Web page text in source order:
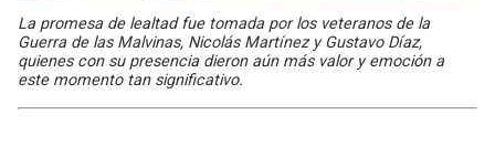
La promesa de lealtad fue tomada por los veteranos de la
Guerra de las Malvinas, Nicolás Martínez y Gustavo Díaz,
quienes con su presencia dieron aún más valor y emoción a
este momento tan significativo.